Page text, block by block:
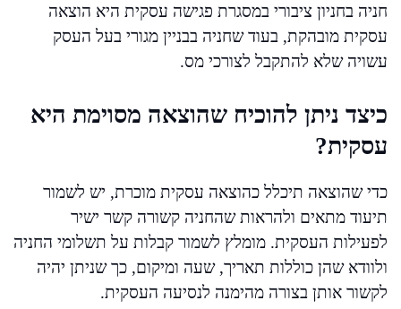
חניה בחניון ציבורי במסגרת פגישה עסקית היא הוצאה
עסקית מובהקת, בעוד שחניה בבניין מגורי בעל העסק
עשויה שלא להתקבל לצורכי מס.
כיצד ניתן להוכיח שהוצאה מסוימת היא
עסקית?
כדי שהוצאה תיכלל כהוצאה עסקית מוכרת, יש לשמור
תיעוד מתאים ולהראות שהחניה קשורה קשר ישיר
לפעילות העסקית. מומלץ לשמור קבלות על תשלומי החניה
ולוודא שהן כוללות תאריך, שעה ומיקום, כך שניתן יהיה
לקשור אותן בצורה מהימנה לנסיעה העסקית.